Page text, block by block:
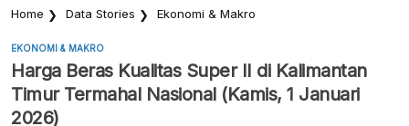
Home Data Stories Ekonomi & Makro
EKONOMI & MAKRO
Harga Beras Kualitas Super II di Kalimantan
Timur Termahal Nasional (Kamis, 1 Januari
2026)